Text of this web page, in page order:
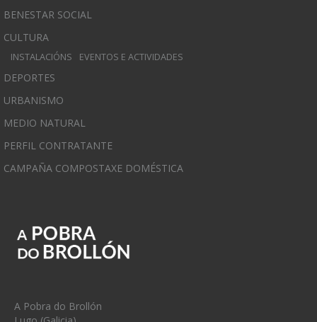
BENESTAR SOCIAL
CULTURA
INSTALACIÓNS EVENTOS E ACTIVIDADES
DEPORTES
URBANISMO
MEDIO NATURAL
PERFIL CONTRATANTE
CAMPAÑA COMPOSTAXE DOMÉSTICA
A Pobra do Brollón